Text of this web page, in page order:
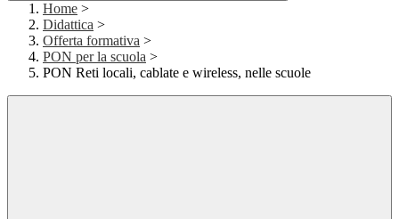
Home >
Didattica >
Offerta formativa >
PON per la scuola >
PON Reti locali, cablate e wireless, nelle scuole